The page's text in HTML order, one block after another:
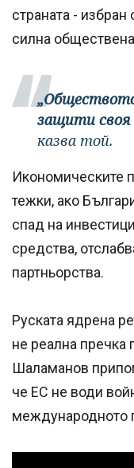
страната -
силна
защити своя
казва той.
Икономическите
тежки, ако
спад на
средства,
партньорства.
Руската ядрена
не реална пречка
Шаламанов
че ЕС не води
международното